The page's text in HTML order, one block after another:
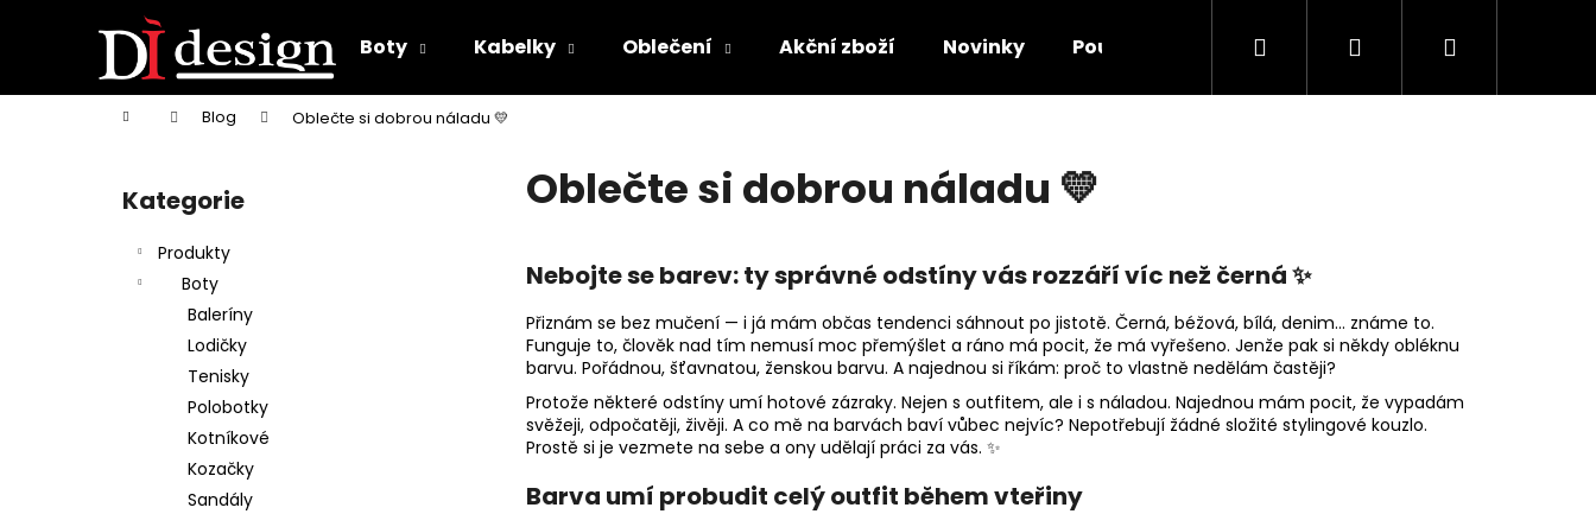
Boty Kabelky Oblečení Akční zboží Novinky Poukazy Doplňky O nás Kontakt
Hledat PřihlášeníNákupní
Domů Blog Oblečte si dobrou náladu 💛
Přeskočit
kategorie
Kategorie
Produkty
Boty
Baleríny
Lodičky
Tenisky
Polobotky
Kotníkové
Kozačky
Sandály
Oblečte si dobrou náladu 💛
Nebojte se barev: ty správné odstíny vás rozzáří víc než černá ✨
Přiznám se bez mučení — i já mám občas tendenci sáhnout po jistotě. Černá, béžová, bílá, denim… známe to.
Funguje to, člověk nad tím nemusí moc přemýšlet a ráno má pocit, že má vyřešeno. Jenže pak si někdy obléknu
barvu. Pořádnou, šťavnatou, ženskou barvu. A najednou si říkám: proč to vlastně nedělám častěji?
Protože některé odstíny umí hotové zázraky. Nejen s outfitem, ale i s náladou. Najednou mám pocit, že vypadám
svěžeji, odpočatěji, živěji. A co mě na barvách baví vůbec nejvíc? Nepotřebují žádné složité stylingové kouzlo.
Prostě si je vezmete na sebe a ony udělají práci za vás. ✨
Barva umí probudit celý outfit během vteřiny
í
do
do
Doporučujeme